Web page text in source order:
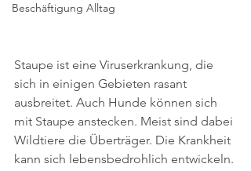
Beschäftigung Alltag
Staupe ist eine Viruserkrankung, die
sich in einigen Gebieten rasant
ausbreitet. Auch Hunde können sich
mit Staupe anstecken. Meist sind dabei
Wildtiere die Überträger. Die Krankheit
kann sich lebensbedrohlich entwickeln.